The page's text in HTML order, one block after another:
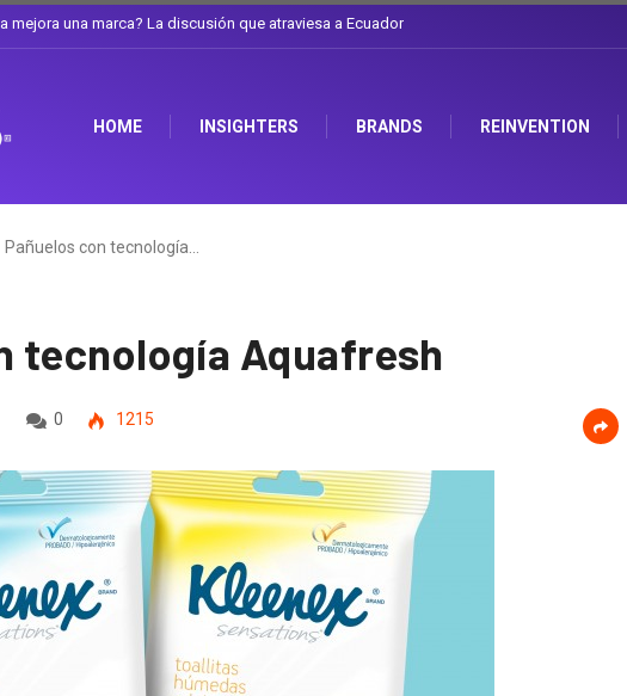
el arte de cambiarse el sombrero en Corporación Favorita
HOME INSIGHTERS BRANDS REINVENTION
Pañuelos con tecnología…
tecnología Aquafresh
0 1215